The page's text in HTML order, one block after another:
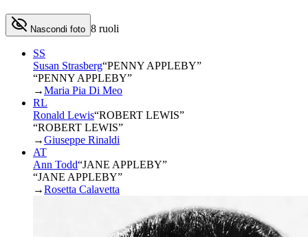
Nascondi foto 8 ruoli
SS
Susan Strasberg“PENNY APPLEBY”
“PENNY APPLEBY”
→Maria Pia Di Meo
RL
Ronald Lewis“ROBERT LEWIS”
“ROBERT LEWIS”
→Giuseppe Rinaldi
AT
Ann Todd“JANE APPLEBY”
“JANE APPLEBY”
→Rosetta Calavetta